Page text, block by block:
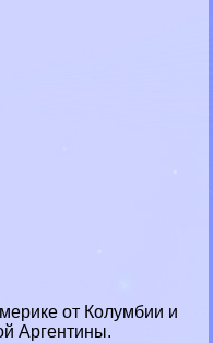
от Колумбии и
Аргентины.